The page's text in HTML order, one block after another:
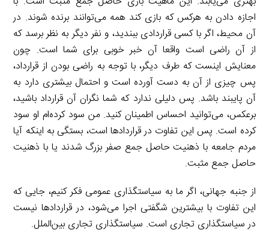
اجازه دادن به هرکس که بازی کند همه می‌توانند برنده شوند. در
آن محیط، اگر با کسی قراردادی ببندید، و نفر دیگر به نظر برسد که
از آن راضی است واقعا آن خبر خوبی برای شما است. چون
معنایش اینست که طرف دیگر، با توجه به راضی بودن از قرارداد،
پس چیزی از آن به دست آورده است و احتمال بیشتری دارد به
آن پایبند باشد. پس دلیلی ندارد که شما نگران آن قرارداد باشید،
برعکس، می‌توانید احساس اطمینان کنید. من سود کرده‌ام او سود
کرده است. پس این تفاوت در قراردادها است، بستگی به اینکه آیا
مردم جامعه با ذهنیت حاصل جمع صفر بزرگ شدند یا با ذهنیت
حاصل جمع مثبت.
از جنبه جهانی، اگر ما به سیاستگذاری عمومی فکر کنیم، جایی که
این تفاوت با بیشترین شگفتی اجرا می‌شود، در قراردادها نیست
در سیاستگذاری تجاری است. سیاستگذاری تجاری بین‌الملل.